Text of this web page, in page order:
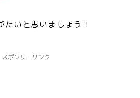
いと思いましょう！
スポンサーリンク